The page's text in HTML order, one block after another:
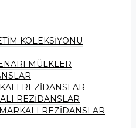
KOLEKSİYONU
MÜLKLER
REZİDANSLAR
REZİDANSLAR
REZİDANSLAR